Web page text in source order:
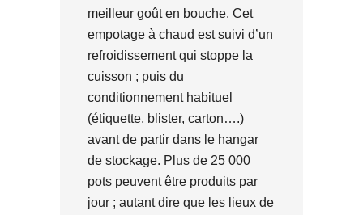
meilleur goût en bouche. Cet
empotage à chaud est suivi d’un
refroidissement qui stoppe la
cuisson ; puis du
conditionnement habituel
(étiquette, blister, carton….)
avant de partir dans le hangar
de stockage. Plus de 25 000
pots peuvent être produits par
jour ; autant dire que les lieux de